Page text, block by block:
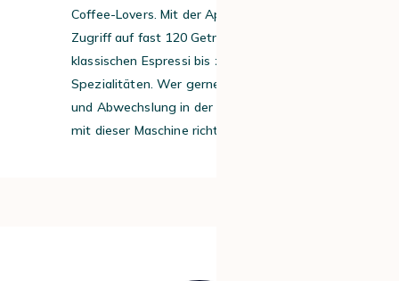
Coffee-Lovers. Mit der App haben Sie
Zugriff auf fast 120 Getränke – von
klassischen Espressi bis zu kreativen kalten
Spezialitäten. Wer gerne experimentiert
und Abwechslung in der Tasse sucht, wird
mit dieser Maschine richtig Spaß haben.